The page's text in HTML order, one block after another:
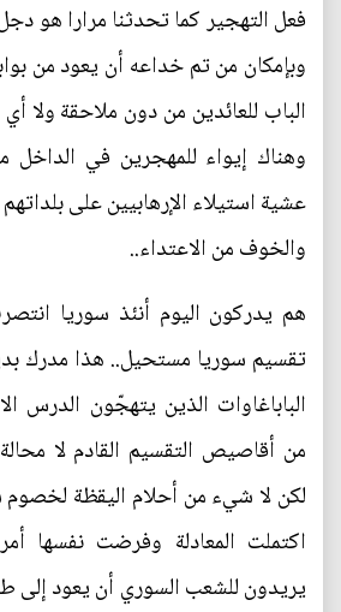
فعل التهجير كما تحدثنا مرارا هو
وبإمكان من تم خداعه أن يعود من
الباب للعائدين من دون ملاحقة ولا
وهناك إيواء للمهجرين في الداخل
عشية استيلاء الإرهابيين على
والخوف من الاعتداء..
هم يدركون اليوم أنئذ سوريا
تقسيم سوريا مستحيل.. هذا مدرك
الباباغاوات الذين يتهجّون الدرس
من أقاصيص التقسيم القادم لا
لكن لا شيء من أحلام اليقظة
اكتملت المعادلة وفرضت نفسها
يريدون للشعب السوري أن يعود إلى